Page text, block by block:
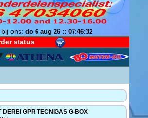
ons: do 6 aug 26 :: 07:46:33
status
DERBI GPR TECNIGAS G-BOX